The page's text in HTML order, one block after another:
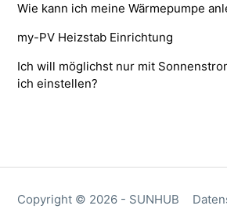
Wie kann ich meine Wärmepumpe
my-PV Heizstab Einrichtung
Ich will möglichst nur mit
ich einstellen?
Copyright © 2026 - SUNHUB